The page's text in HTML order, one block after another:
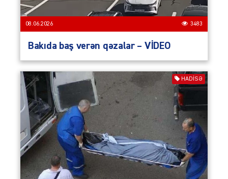
08.06.2026 3483
Bakıda baş verən qəzalar – VİDEO
HADISƏ